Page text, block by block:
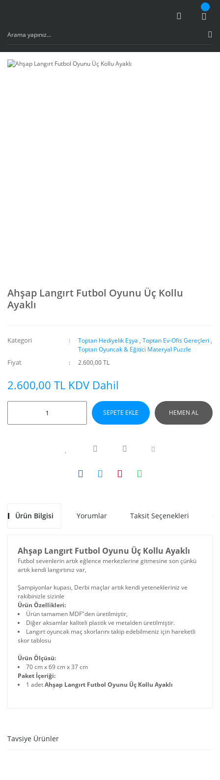
Ahşap Langırt Futbol Oyunu Üç Kollu
Ayaklı
Kategori Toptan Hediyelik Eşya ,Toptan Ev-Ofis Gereçleri ,
Toptan Oyuncak & Eğitici Materyal Puzzle
Fiyat 2.600,00 TL
2.600,00 TL KDV Dahil
SEPETE EKLE HEMEN AL
Ürün Bilgisi Yorumlar Taksit Seçenekleri
Ahşap Langırt Futbol Oyunu Üç Kollu Ayaklı
Futbol sevenlerin artık eğlence merkezlerine gitmesine son çünkü
artık kendi langırtınız var,
Şampiyonlar kupası, Derbi maçlar artık kendi yetenekleriniz ve
rakibinizle sizinle
Ürün Özellikleri:
Ürün tamamen MDF"den üretilmiştir,
Diğer aksamlar kaliteli plastik ve metalden üretilmiştir.
Langırt oyuncak maç skorlarını takip edebilmeniz için hareketli
skor tablosu
Ürün Ölçüsü:
70 cm x 69 cm x 37 cm
Paket İçeriği:
1 adetAhşap Langırt Futbol Oyunu Üç Kollu Ayaklı
Tavsiye Ürünler